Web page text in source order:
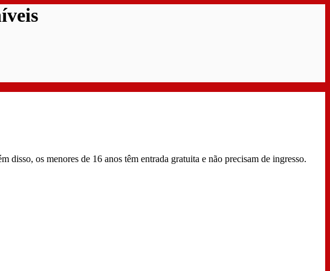
os menores de 16 anos têm entrada gratuita e não precisam de ingresso.